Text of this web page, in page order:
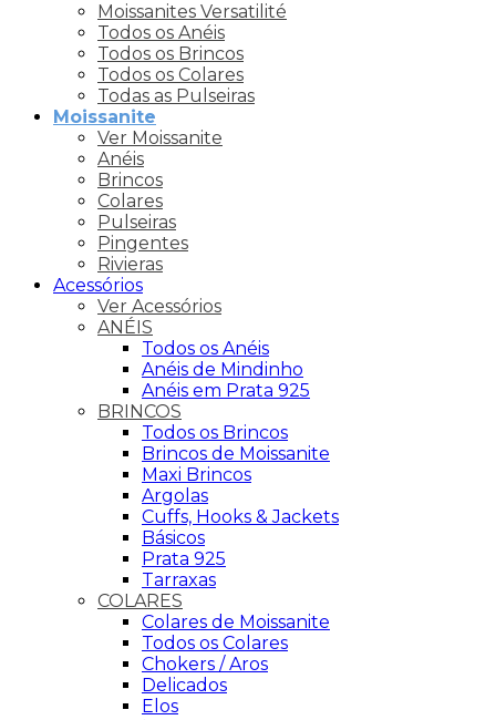
Moissanites Versatilité
Todos os Anéis
Todos os Brincos
Todos os Colares
Todas as Pulseiras
Moissanite
Ver Moissanite
Anéis
Brincos
Colares
Pulseiras
Pingentes
Rivieras
Acessórios
Ver Acessórios
ANÉIS
Todos os Anéis
Anéis de Mindinho
Anéis em Prata 925
BRINCOS
Todos os Brincos
Brincos de Moissanite
Maxi Brincos
Argolas
Cuffs, Hooks & Jackets
Básicos
Prata 925
Tarraxas
COLARES
Colares de Moissanite
Todos os Colares
Chokers / Aros
Delicados
Elos